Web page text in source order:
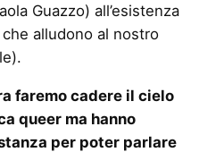
Guazzo) all’esistenza
alludono al nostro
faremo cadere il cielo
queer ma hanno
per poter parlare